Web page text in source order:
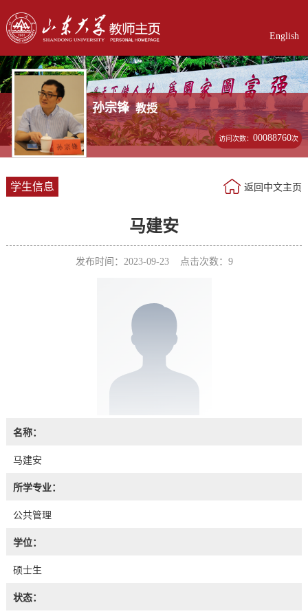
English
孙宗锋 教授
访问次数：00088760次
学生信息 返回中文主页
马建安
发布时间：2023-09-23 点击次数： 9
名称：
马建安
所学专业：
公共管理
学位：
硕士生
状态：